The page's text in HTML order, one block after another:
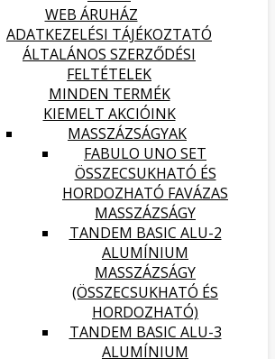
WEB ÁRUHÁZ
ADATKEZELÉSI TÁJÉKOZTATÓ
ÁLTALÁNOS SZERZŐDÉSI
FELTÉTELEK
MINDEN TERMÉK
KIEMELT AKCIÓINK
MASSZÁZSÁGYAK
FABULO UNO SET
ÖSSZECSUKHATÓ ÉS
HORDOZHATÓ FAVÁZAS
MASSZÁZSÁGY
TANDEM BASIC ALU-2
ALUMÍNIUM
MASSZÁZSÁGY
(ÖSSZECSUKHATÓ ÉS
HORDOZHATÓ)
TANDEM BASIC ALU-3
ALUMÍNIUM